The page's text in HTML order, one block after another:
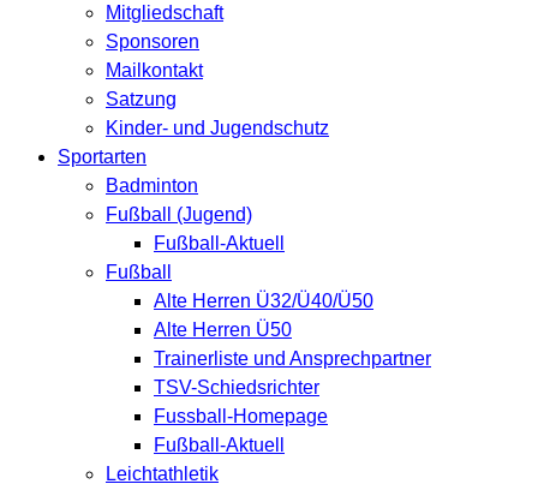
Mitgliedschaft
Sponsoren
Mailkontakt
Satzung
Kinder- und Jugendschutz
Sportarten
Badminton
Fußball (Jugend)
Fußball-Aktuell
Fußball
Alte Herren Ü32/Ü40/Ü50
Alte Herren Ü50
Trainerliste und Ansprechpartner
TSV-Schiedsrichter
Fussball-Homepage
Fußball-Aktuell
Leichtathletik